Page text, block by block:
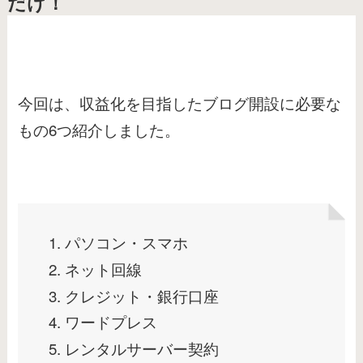
今回は、収益化を目指したブログ開設に必要な
もの6つ紹介しました。
パソコン・スマホ
ネット回線
クレジット・銀行口座
ワードプレス
レンタルサーバー契約